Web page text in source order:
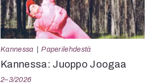
Kannessa Paperilehdestä
Kannessa: Juoppo Joogaa
2–3/2026